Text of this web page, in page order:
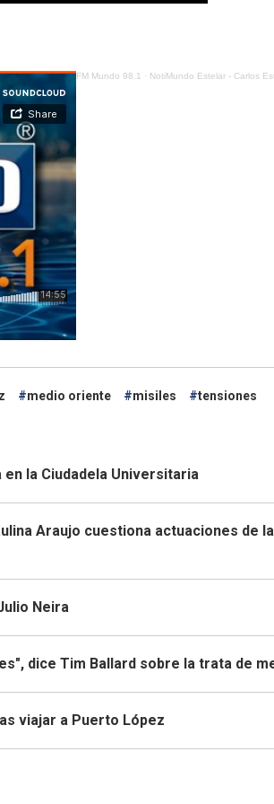
FM Mundo 98.1 · NotiMundo Estelar - Carlos Estarellas, Israel - Irán, ¿se
medio oriente misiles tensiones
la Ciudadela Universitaria
Araujo cuestiona actuaciones de la
Neira
dice Tim Ballard sobre la trata de
viajar a Puerto López